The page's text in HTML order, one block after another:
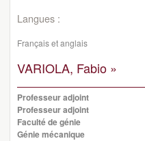
Langues :
Français et anglais
VARIOLA, Fabio »
Professeur adjoint
Professeur adjoint
Faculté de génie
Génie mécanique